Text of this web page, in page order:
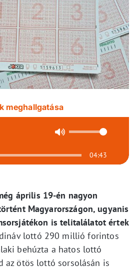
meghallgatása
04:43
április 19-én nagyon
Magyarországon, ugyanis
is telitalálatot értek
lottó 290 millió forintos
behúzta a hatos lottó
az ötös lottó sorsolásán is